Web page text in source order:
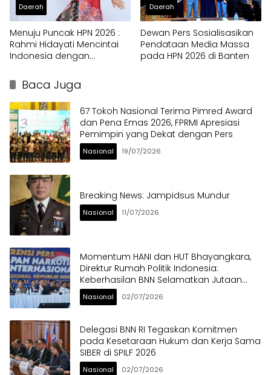
Daerah
Menuju Puncak HPN 2026 :
Rahmi Hidayati Mencintai
Indonesia dengan
Daerah
Dewan Pers Sosialisasikan
Pendataan Media Massa
pada HPN 2026 di Banten
Baca Juga
67 Tokoh Nasional Terima Pimred Award
dan Pena Emas 2026, FPRMI Apresiasi
Pemimpin yang Dekat dengan Pers
Nasional 19/07/2026
Breaking News: Jampidsus Mundur
Nasional 11/07/2026
Momentum HANI dan HUT Bhayangkara,
Direktur Rumah Politik Indonesia:
Keberhasilan BNN Selamatkan Jutaan
Anak Bangsa dari Ancaman Narkoba
Nasional 02/07/2026
Delegasi BNN RI Tegaskan Komitmen
pada Kesetaraan Hukum dan Kerja Sama
SIBER di SPILF 2026
Nasional 02/07/2026